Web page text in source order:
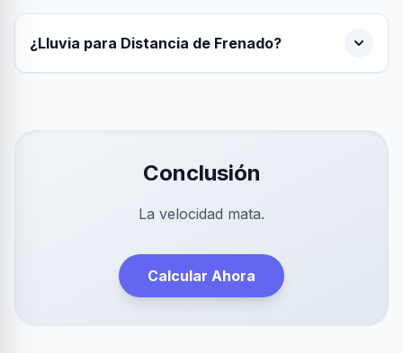
¿Lluvia para Distancia de Frenado?
Conclusión
La velocidad mata.
Calcular Ahora